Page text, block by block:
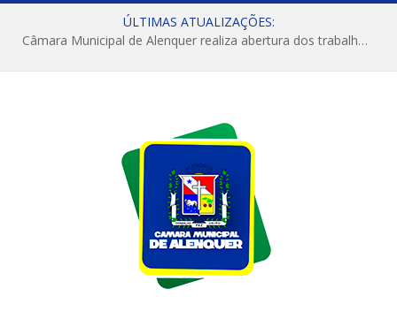
ÚLTIMAS ATUALIZAÇÕES:
Câmara Municipal de Alenquer realiza abertura dos trabalhos do 4º Período Legislativo